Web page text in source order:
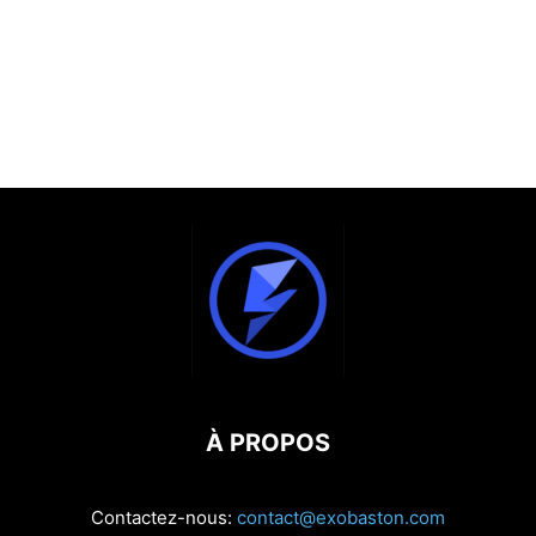
À PROPOS
Contactez-nous: contact@exobaston.com